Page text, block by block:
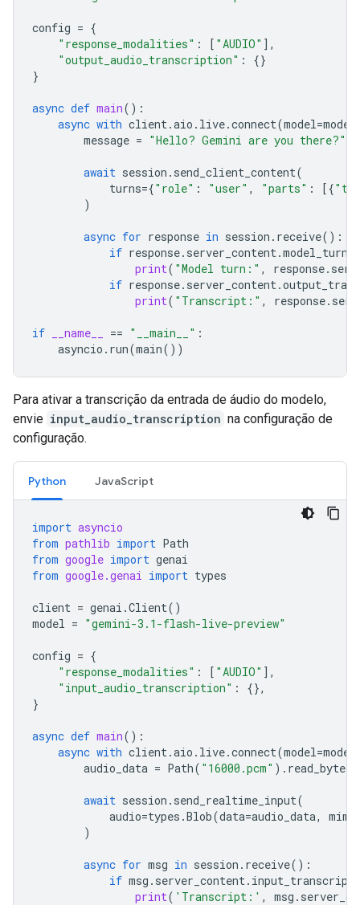
config = {
"response_modalities" : [ "AUDIO" ],
"output_audio_transcription" :
{}
}
async def main():
async with client.aio . live.connect(model=model
message = "Hello? Gemini are you there?"
await session . send_client_content(
turns={"role" : "user" , "parts" : [{
)
async for response in session . receive():
if response. server_content.model_turn
print( "Model turn:" , response.
if response. server_content.
print( "Transcript:" , response.
if __name__ == "__main__" :
asyncio . run(main())
Para ativar a transcrição da entrada de áudio do modelo,
envie input_audio_transcription na configuração de
configuração.
Python JavaScript
import asyncio
from pathlib import Path
from google import genai
from google.genai import types
client = genai .Client()
model = "gemini-3.1-flash-live-preview"
config = {
"response_modalities" : [ "AUDIO" ],
"input_audio_transcription" :
{},
}
async def main():
async with client.aio . live.connect(model=model
audio_data = Path( "16000.pcm" ) . read_bytes
await session . send_realtime_input(
audio=types .Blob(data=audio_data,
)
async for msg in session . receive():
if msg . server_content.
print( 'Transcript:' , msg .